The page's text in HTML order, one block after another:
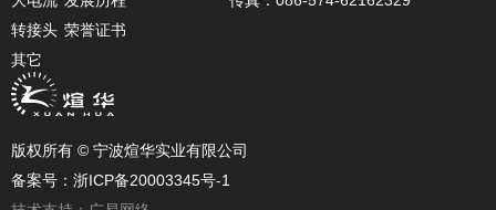
转接头
其它
荣誉证书
版权所有 © 宁波煊华实业有限公司
备案号：浙ICP备20003345号-1